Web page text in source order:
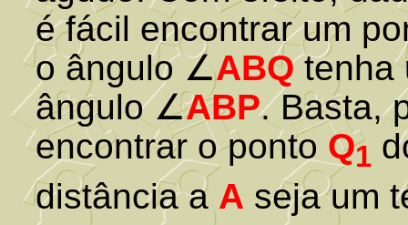
é fácil encontrar um
o ângulo ∠ABQtenha
ângulo ∠ABP. Basta,
encontrar o ponto Q1
distância a A seja um